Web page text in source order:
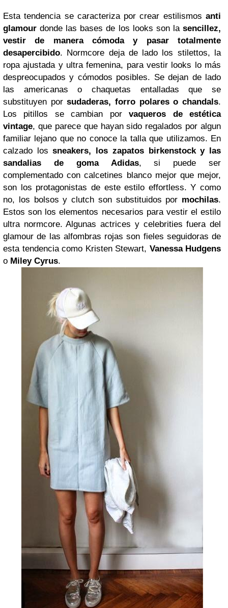
Esta tendencia se caracteriza por crear estilismos anti
glamour donde las bases de los looks son la sencillez,
vestir de manera cómoda y pasar totalmente
desapercibido. Normcore deja de lado los stilettos, la
ropa ajustada y ultra femenina, para vestir looks lo más
despreocupados y cómodos posibles. Se dejan de lado
las americanas o chaquetas entalladas que se
substituyen porsudaderas, forro polares o chandals.
Los pitillos se cambian porvaqueros de estética
vintage, que parece que hayan sido regalados por algun
familiar lejano que no conoce la talla que utilizamos. En
calzado lossneakers, los zapatos birkenstock y las
sandalias de gomaAdidas, si puede ser
complementado con calcetines blanco mejor que mejor,
son los protagonistas de este estilo effortless. Y como
no, los bolsos y clutch son substituidos por mochilas.
Estos son los elementos necesarios para vestir el estilo
ultra normcore. Algunas actrices y celebrities fuera del
glamour de las alfombras rojas son fieles seguidoras de
esta tendencia como Kristen Stewart, Vanessa Hudgens
o Miley Cyrus.